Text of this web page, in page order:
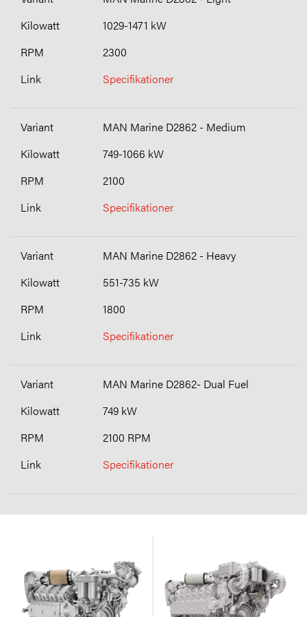
1029-1471 kW
2300
Specifikationer
MAN Marine D2862 - Medium
749-1066 kW
2100
Specifikationer
MAN Marine D2862 - Heavy
551-735 kW
1800
Specifikationer
MAN Marine D2862- Dual Fuel
749 kW
2100 RPM
Specifikationer